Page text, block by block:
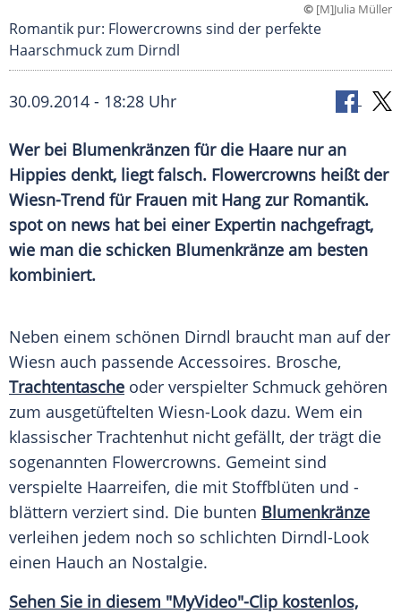
© [M]Julia Müller
Romantik pur: Flowercrowns sind der perfekte
Haarschmuck zum Dirndl
30.09.2014 - 18:28 Uhr
Wer bei Blumenkränzen für die Haare nur an
Hippies denkt, liegt falsch. Flowercrowns heißt der
Wiesn-Trend für Frauen mit Hang zur Romantik.
spot on news hat bei einer Expertin nachgefragt,
wie man die schicken Blumenkränze am besten
kombiniert.
Neben einem schönen Dirndl braucht man auf der
Wiesn auch passende Accessoires. Brosche,
Trachtentasche oder verspielter Schmuck gehören
zum ausgetüftelten Wiesn-Look dazu. Wem ein
klassischer Trachtenhut nicht gefällt, der trägt die
sogenannten Flowercrowns. Gemeint sind
verspielte Haarreifen, die mit Stoffblüten und -
blättern verziert sind. Die bunten Blumenkränze
verleihen jedem noch so schlichten Dirndl-Look
einen Hauch an Nostalgie.
Sehen Sie in diesem "MyVideo"-Clip kostenlos,